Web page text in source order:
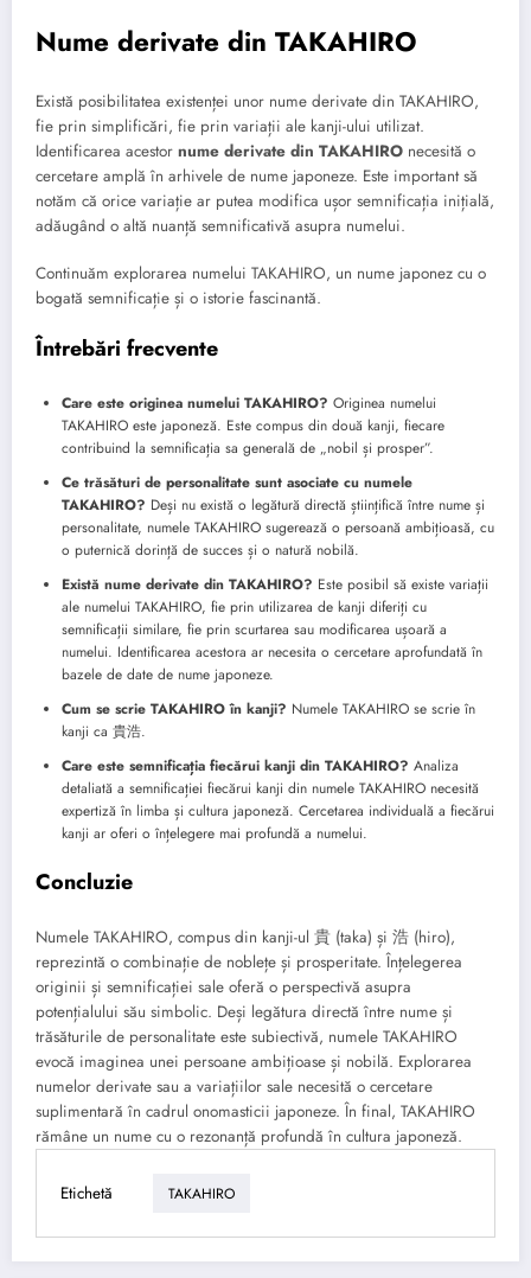
Nume derivate din TAKAHIRO
Există posibilitatea existenței unor nume derivate din TAKAHIRO,
fie prin simplificări, fie prin variații ale kanji-ului utilizat.
Identificarea acestor nume derivate din TAKAHIRO necesită o
cercetare amplă în arhivele de nume japoneze. Este important să
notăm că orice variație ar putea modifica ușor semnificația inițială,
adăugând o altă nuanță semnificativă asupra numelui.
Continuăm explorarea numelui TAKAHIRO, un nume japonez cu o
bogată semnificație și o istorie fascinantă.
Întrebări frecvente
Care este originea numelui TAKAHIRO? Originea numelui
TAKAHIRO este japoneză. Este compus din două kanji, fiecare
contribuind la semnificația sa generală de „nobil și prosper”.
Ce trăsături de personalitate sunt asociate cu numele
TAKAHIRO? Deși nu există o legătură directă științifică între nume și
personalitate, numele TAKAHIRO sugerează o persoană ambițioasă, cu
o puternică dorință de succes și o natură nobilă.
Există nume derivate din TAKAHIRO? Este posibil să existe variații
ale numelui TAKAHIRO, fie prin utilizarea de kanji diferiți cu
semnificații similare, fie prin scurtarea sau modificarea ușoară a
numelui. Identificarea acestora ar necesita o cercetare aprofundată în
bazele de date de nume japoneze.
Cum se scrie TAKAHIRO în kanji? Numele TAKAHIRO se scrie în
kanji ca 貴浩.
Care este semnificația fiecărui kanji din TAKAHIRO? Analiza
detaliată a semnificației fiecărui kanji din numele TAKAHIRO necesită
expertiză în limba și cultura japoneză. Cercetarea individuală a fiecărui
kanji ar oferi o înțelegere mai profundă a numelui.
Concluzie
Numele TAKAHIRO, compus din kanji-ul 貴 (taka) și 浩 (hiro),
reprezintă o combinație de noblețe și prosperitate. Înțelegerea
originii și semnificației sale oferă o perspectivă asupra
potențialului său simbolic. Deși legătura directă între nume și
trăsăturile de personalitate este subiectivă, numele TAKAHIRO
evocă imaginea unei persoane ambițioase și nobilă. Explorarea
numelor derivate sau a variațiilor sale necesită o cercetare
suplimentară în cadrul onomasticii japoneze. În final, TAKAHIRO
rămâne un nume cu o rezonanță profundă în cultura japoneză.
Etichetă TAKAHIRO